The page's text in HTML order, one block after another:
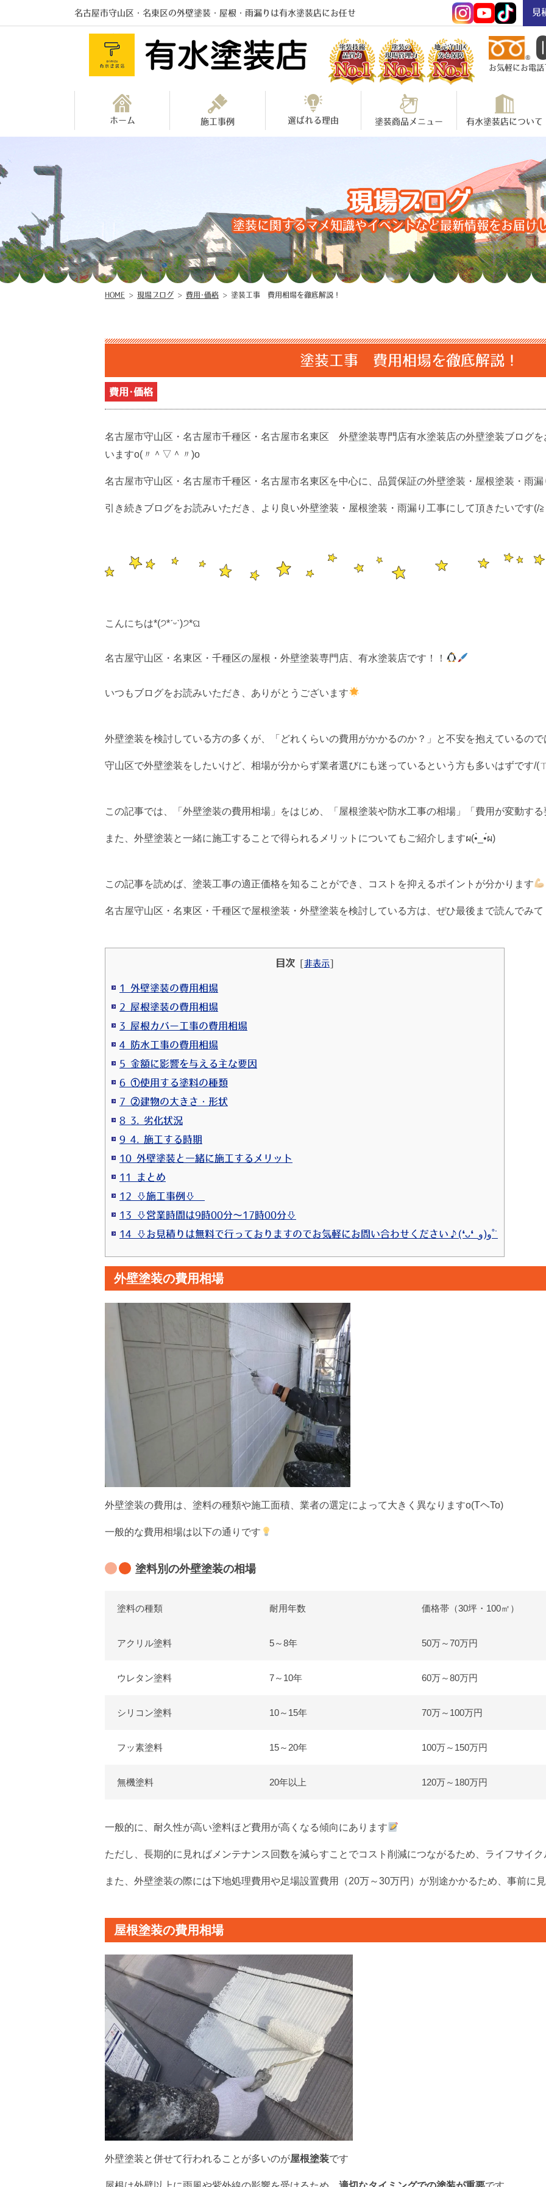
名古屋市守山区・名東区の外壁塗装・屋根・雨漏りは有水塗装店にお任せ 見
お気軽にお電
ホーム 施工事例 選ばれる理由 塗装商品メニュー 有水塗装店について
現場ブログ
塗装に関するマメ知識やイベントなど最新情報をお届け
HOME > 現場ブログ > 費用･価格 > 塗装工事 費用相場を徹底解説！
塗装工事 費用相場を徹底解説！
費用･価格
名古屋市守山区・名古屋市千種区・名古屋市名東区 外壁塗装専門店有水塗装店の外壁塗装ブログ
いますo(〃＾▽＾〃)o
名古屋市守山区・名古屋市千種区・名古屋市名東区を中心に、品質保証の外壁塗装・屋根塗装・雨
引き続きブログをお読みいただき、より良い外壁塗装・屋根塗装・雨漏り工事にして頂きたいです
こんにちは*(੭*ˊᵕˋ)੭*ଘ
名古屋守山区・名東区・千種区の屋根・外壁塗装専門店、有水塗装店です！！
いつもブログをお読みいただき、ありがとうございます
外壁塗装を検討している方の多くが、「どれくらいの費用がかかるのか？」と不安を抱えているの
守山区で外壁塗装をしたいけど、相場が分からず業者選びにも迷っているという方も多いはずです/(
この記事では、「外壁塗装の費用相場」をはじめ、「屋根塗装や防水工事の相場」「費用が変動す
また、外壁塗装と一緒に施工することで得られるメリットについてもご紹介しますผ(•̀_•́ผ)
この記事を読めば、塗装工事の適正価格を知ることができ、コストを抑えるポイントが分かります
名古屋守山区・名東区・千種区で屋根塗装・外壁塗装を検討している方は、ぜひ最後まで読んでみ
目次 非表示
1 外壁塗装の費用相場
2 屋根塗装の費用相場
3 屋根カバー工事の費用相場
4 防水工事の費用相場
5 金額に影響を与える主な要因
6 ①使用する塗料の種類
7 ②建物の大きさ・形状
8 3. 劣化状況
9 4. 施工する時期
10 外壁塗装と一緒に施工するメリット
11 まとめ
12 ⇩施工事例⇩
13 ⇩営業時間は9時00分～17時00分⇩
14 ⇩お見積りは無料で行っておりますのでお気軽にお問い合わせください♪(❛ᴗ❛ و(و˚˙
外壁塗装の費用相場
外壁塗装の費用は、塗料の種類や施工面積、業者の選定によって大きく異なりますo(TヘTo)
一般的な費用相場は以下の通りです
塗料別の外壁塗装の相場
塗料の種類 耐用年数 価格帯（30坪・100㎡）
アクリル塗料 5～8年 50万～70万円
ウレタン塗料 7～10年 60万～80万円
シリコン塗料 10～15年 70万～100万円
フッ素塗料 15～20年 100万～150万円
無機塗料 20年以上 120万～180万円
一般的に、耐久性が高い塗料ほど費用が高くなる傾向にあります
ただし、長期的に見ればメンテナンス回数を減らすことでコスト削減につながるため、ライフサイ
また、外壁塗装の際には下地処理費用や足場設置費用（20万～30万円）が別途かかるため、事前に
屋根塗装の費用相場
外壁塗装と併せて行われることが多いのが屋根塗装です